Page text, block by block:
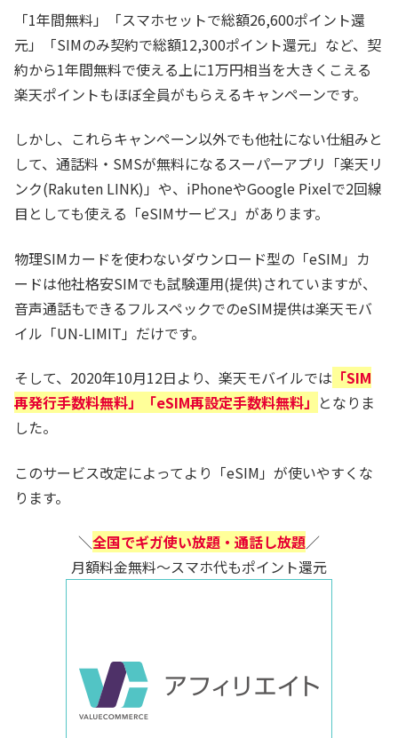
「1年間無料」「スマホセットで総額26,600ポイント還
元」「SIMのみ契約で総額12,300ポイント還元」など、契
約から1年間無料で使える上に1万円相当を大きくこえる
楽天ポイントもほぼ全員がもらえるキャンペーンです。
しかし、これらキャンペーン以外でも他社にない仕組みと
して、通話料・SMSが無料になるスーパーアプリ「楽天リ
ンク(Rakuten LINK)」や、iPhoneやGoogle Pixelで2回線
目としても使える「eSIMサービス」があります。
物理SIMカードを使わないダウンロード型の「eSIM」カ
ードは他社格安SIMでも試験運用(提供)されていますが、
音声通話もできるフルスペックでのeSIM提供は楽天モバ
イル「UN-LIMIT」だけです。
そして、2020年10月12日より、楽天モバイルでは 「SIM
再発行手数料無料」「eSIM再設定手数料無料」 となりま
した。
このサービス改定によってより「eSIM」が使いやすくな
ります。
＼全国でギガ使い放題・通話し放題／
月額料金無料～スマホ代もポイント還元